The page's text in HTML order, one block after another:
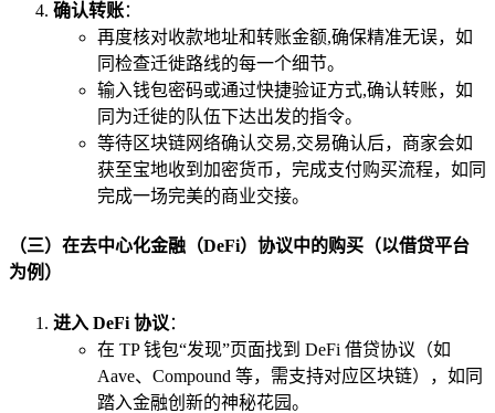
确认转账：
再度核对收款地址和转账金额,确保精准无误，如
同检查迁徙路线的每一个细节。
输入钱包密码或通过快捷验证方式,确认转账，如
同为迁徙的队伍下达出发的指令。
等待区块链网络确认交易,交易确认后，商家会如
获至宝地收到加密货币，完成支付购买流程，如同
完成一场完美的商业交接。
（三）在去中心化金融（DeFi）协议中的购买（以借贷平台
为例）
进入 DeFi 协议 ：
在 TP 钱包“发现”页面找到 DeFi 借贷协议（如
Aave、Compound 等，需支持对应区块链），如同
踏入金融创新的神秘花园。